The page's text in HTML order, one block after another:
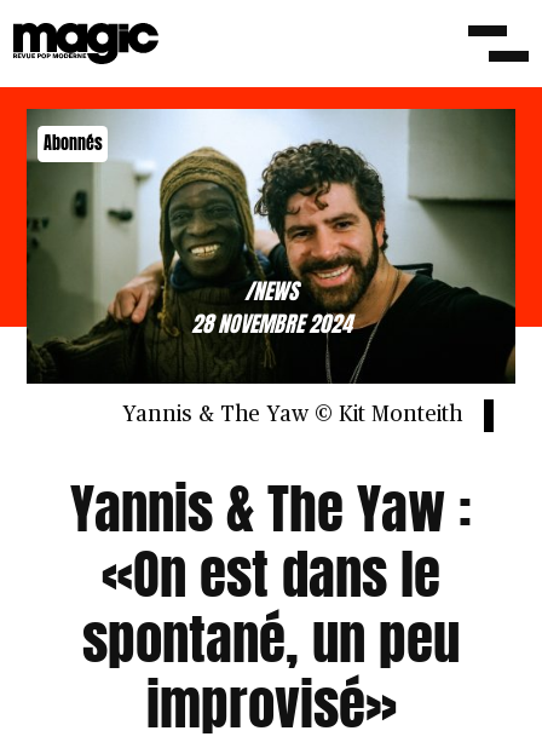
Abonnés
/NEWS
28 NOVEMBRE 2024
Yannis & The Yaw © Kit Monteith
Yannis & The Yaw :
«On est dans le
spontané, un peu
improvisé»